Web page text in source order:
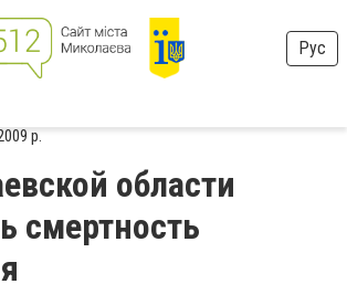
Рус
р.
области
смертность